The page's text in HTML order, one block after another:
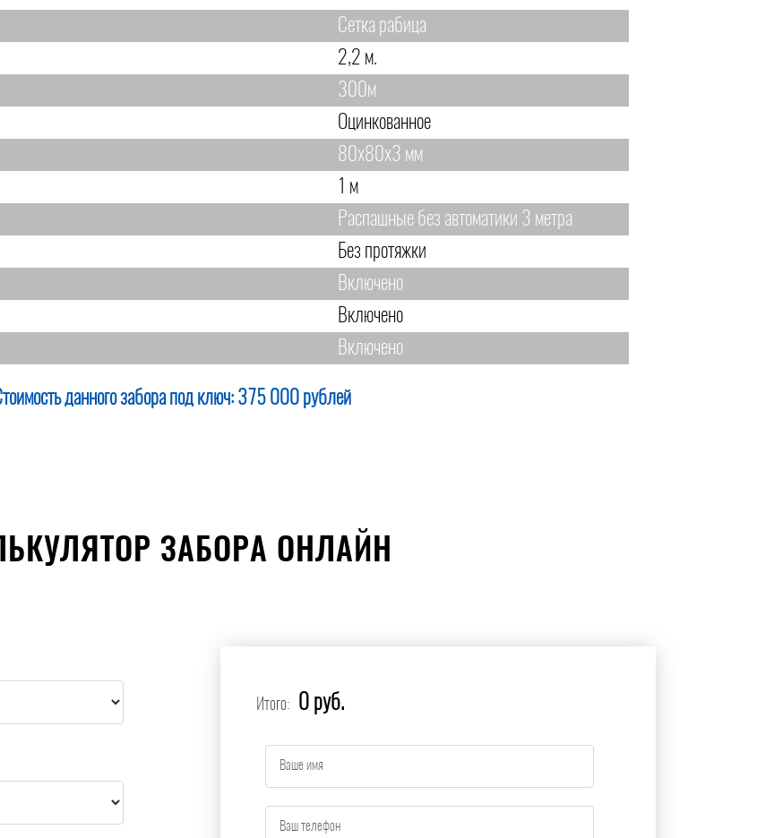
Сетка рабица
2,2 м.
300м
Оцинкованное
80х80х3 мм
1 м
Распашные без автоматики 3 метра
Без протяжки
Включено
Включено
Включено
данного забора под ключ: 375 000 рублей
ЗАБОРА ОНЛАЙН
Итого: 0 руб.